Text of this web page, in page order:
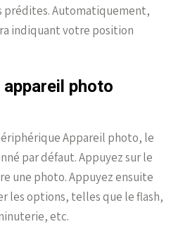
prédites. Automatiquement,
indiquant votre position
photo
Appareil photo, le
par défaut. Appuyez sur le
une photo. Appuyez ensuite
les options, telles que le flash,
etc.